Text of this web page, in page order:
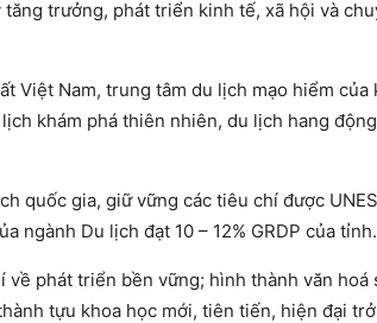
trưởng, phát triển kinh tế, xã hội và
Việt Nam, trung tâm du lịch mạo hiểm của
khám phá thiên nhiên, du lịch hang
quốc gia, giữ vững các tiêu chí được
ngành Du lịch đạt 10 – 12% GRDP của tỉnh.
phát triển bền vững; hình thành văn hoá
tựu khoa học mới, tiên tiến, hiện đại